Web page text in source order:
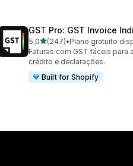
GST Pro: GST Invoice
5,0de 5 estrelas
(247)
247 avaliações ao todo
•Plano gratuito
Faturas com GST fáceis para
crédito e declarações.
Built for Shopify